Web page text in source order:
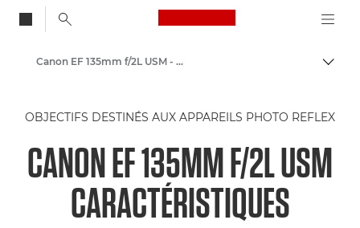
Canon Logo, back
Objectifs pour appareil photo Canon
Canon EF 135mm f/2L USM - Objectifs - Objectifs photo
OBJECTIFS DESTINÉS AUX APPAREILS PHOTO REFLEX
CANON EF 135MM F/2L USM
CARACTÉRISTIQUES